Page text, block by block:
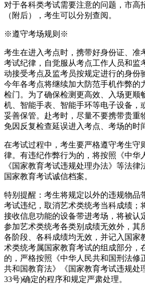
对于各科类考试需要注意的问题，市高
（附后），考生可以分别查阅。
※遵守考场规则※
考生在进入考点时，携带好身份证、准
考试纪律，自觉服从考点工作人员和监
动接受考点及监考员按规定进行的身份
今年各考点将继续加大防范手机作弊的
检门。为了确保检测更高效、入场更顺
机、智能手表、智能手环等电子设备，
妥善保管。赴考时，尽量不要携带贵重
免因反复检查延误进入考点、考场的时
在考试过程中，考生要严格遵守考生守
律。有违纪作弊行为的，将按照《中华
《国家教育考试违规处理办法》等法律
国家教育考试诚信档案。
特别提醒：考生将规定以外的违规物品
考试违纪，取消艺术类统考当科成绩；
接收信息功能的设备带进考场，将被认
参加艺术类统考各类别成绩无效外，其
各阶段、各科成绩均无效，并记入国家
术类统考属国家教育考试的组成部分，
的，严格按照《中华人民共和国刑法修
共和国教育法》《国家教育考试违规处
33号)确定的程序和规定严肃处理。